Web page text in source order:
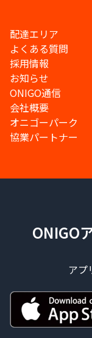
配達エリア
よくある質問
採用情報
お知らせ
ONIGO通信
会社概要
オニゴーパーク
協業パートナー
ONIGO
アプ